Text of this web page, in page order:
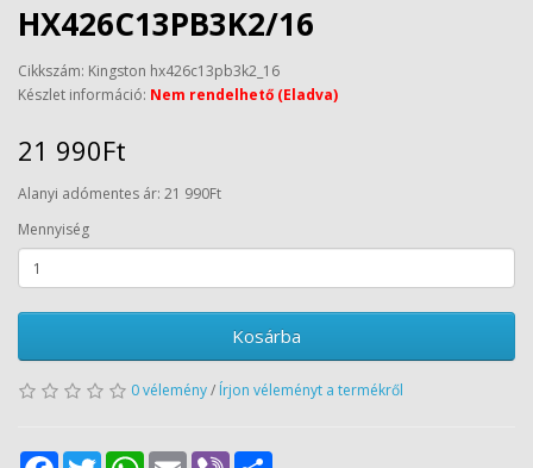
HX426C13PB3K2/16
Cikkszám: Kingston hx426c13pb3k2_16
Készlet információ: Nem rendelhető (Eladva)
21 990Ft
Alanyi adómentes ár: 21 990Ft
Mennyiség
Kosárba
0 vélemény/ Írjon véleményt a termékről
FacebookTwitter WhatsApp
Email Viber